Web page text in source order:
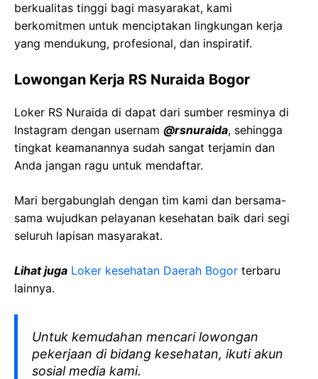
berkualitas tinggi bagi masyarakat, kami
berkomitmen untuk menciptakan lingkungan kerja
yang mendukung, profesional, dan inspiratif.
Lowongan Kerja RS Nuraida Bogor
Loker RS Nuraida di dapat dari sumber resminya di
Instagram dengan usernam @rsnuraida, sehingga
tingkat keamanannya sudah sangat terjamin dan
Anda jangan ragu untuk mendaftar.
Mari bergabunglah dengan tim kami dan bersama-
sama wujudkan pelayanan kesehatan baik dari segi
seluruh lapisan masyarakat.
Lihat juga Loker kesehatan Daerah Bogor terbaru
lainnya.
Untuk kemudahan mencari lowongan
pekerjaan di bidang kesehatan, ikuti akun
sosial media kami.